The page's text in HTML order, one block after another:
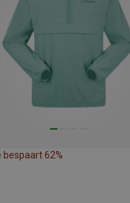
bespaart 62%